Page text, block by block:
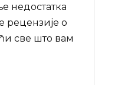
недостатка
рецензије о
све што вам